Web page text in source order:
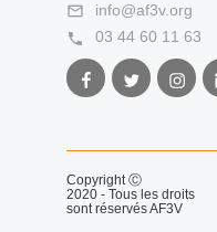

info@af3v.org

03 44 60 11 63
Facebook
AF3V
Twitter
AF3V AF3V
Copyright Ⓒ
2020 - Tous les droits
sont réservés AF3V